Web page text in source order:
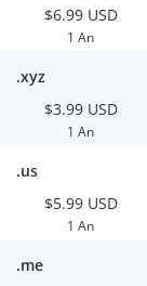
$6.99 USD
1 An
.xyz
$3.99 USD
1 An
.us
$5.99 USD
1 An
.me